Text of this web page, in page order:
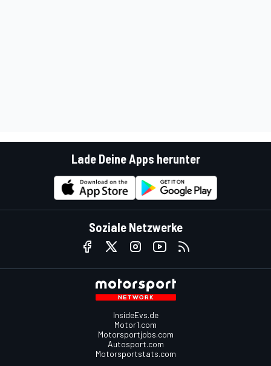
Lade Deine Apps herunter
Soziale Netzwerke
InsideEvs.de
Motor1.com
Motorsportjobs.com
Autosport.com
Motorsportstats.com